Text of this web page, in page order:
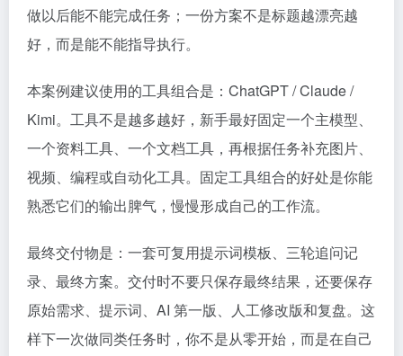
做以后能不能完成任务；一份方案不是标题越漂亮越
好，而是能不能指导执行。
本案例建议使用的工具组合是：ChatGPT / Claude /
Kimi。工具不是越多越好，新手最好固定一个主模型、
一个资料工具、一个文档工具，再根据任务补充图片、
视频、编程或自动化工具。固定工具组合的好处是你能
熟悉它们的输出脾气，慢慢形成自己的工作流。
最终交付物是：一套可复用提示词模板、三轮追问记
录、最终方案。交付时不要只保存最终结果，还要保存
原始需求、提示词、AI 第一版、人工修改版和复盘。这
样下一次做同类任务时，你不是从零开始，而是在自己